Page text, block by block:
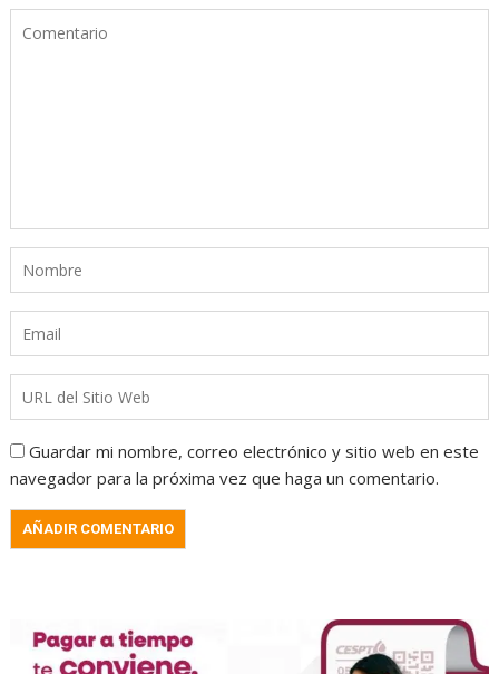
Guardar mi nombre, correo electrónico y sitio web en este
navegador para la próxima vez que haga un comentario.